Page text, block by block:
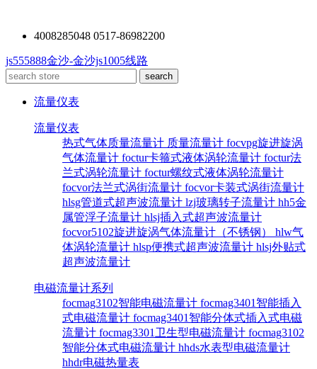
4008285048 0517-86982200
js555888金沙-金沙js1005线路
流量仪表
流量仪表
热式气体质量流量计 质量流量计 focvpg旋进旋涡
气体流量计 foctur卡箍式液体涡轮流量计 foctur法
兰式涡轮流量计 foctur螺纹式液体涡轮流量计
focvor法兰式涡街流量计 focvor卡装式涡街流量计
hlsg管道式超声波流量计 lzj玻璃转子流量计 hh5金
属管浮子流量计 hlsj插入式超声波流量计
focvor5102旋进旋涡气体流量计（不锈钢） hlw气
体涡轮流量计 hlsp便携式超声波流量计 hlsj外贴式
超声波流量计
电磁流量计系列
focmag3102智能电磁流量计 focmag3401智能插入
式电磁流量计 focmag3401智能分体式插入式电磁
流量计 focmag3301卫生型电磁流量计 focmag3102
智能分体式电磁流量计 hhds水表型电磁流量计
hhdr电磁热量表